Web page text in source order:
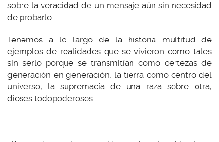
sobre la veracidad de un mensaje aún sin necesidad
de probarlo.
Tenemos a lo largo de la historia multitud de
ejemplos de realidades que se vivieron como tales
sin serlo porque se transmitían como certezas de
generación en generación, la tierra como centro del
universo, la supremacía de una raza sobre otra,
dioses todopoderosos…